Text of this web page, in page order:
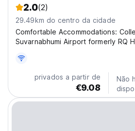
2.0(2)
29.49km do centro da cidade
Comfortable Accommodations:
Suvarnabhumi Airport formerly RQ
bathrooms, work desks, and free
includes a minibar, TV, and
Facilities:...
privados a partir de
€9.08
Não